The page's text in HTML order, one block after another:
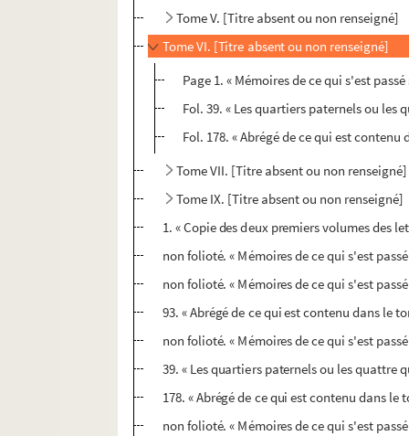
Tome V. [Titre absent ou non renseigné]
Tome VI. [Titre absent ou non renseigné]
Page 1. « Mémoires de ce qui s'est
Fol. 39. « Les quartiers paternels ou
Fol. 178. « Abrégé de ce qui est contenu
Tome VII. [Titre absent ou non renseigné]
Tome IX. [Titre absent ou non renseigné]
1. « Copie des deux premiers volumes des
non folioté. « Mémoires de ce qui s'est
non folioté. « Mémoires de ce qui s'est
93. « Abrégé de ce qui est contenu dans le
non folioté. « Mémoires de ce qui s'est
39. « Les quartiers paternels ou les quattre
178. « Abrégé de ce qui est contenu dans le
non folioté. « Mémoires de ce qui s'est